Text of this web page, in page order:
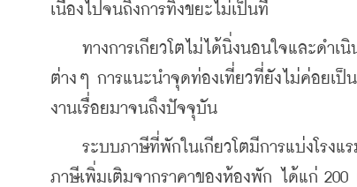
เนื่องไปจนถึงการทิ้งขยะไม่เป็นที่
ทางการเกียวโตไม่ได้นิ่งนอนใจและดำเนิ
ต่างๆ การแนะนำจุดท่องเที่ยวที่ยังไม่ค่อยเป็
งานเรื่อยมาจนถึงปัจจุบัน
ระบบภาษีที่พักในเกียวโตมีการแบ่งโรงแ
ภาษีเพิ่มเติมจากราคาของห้องพัก ได้แก่